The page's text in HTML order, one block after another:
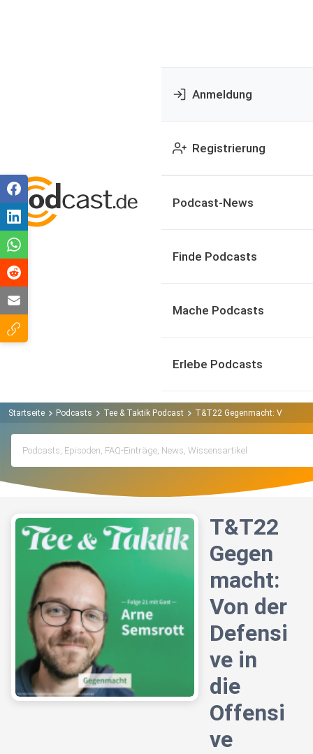
Anmeldung
Registrierung
Podcast-News
Finde Podcasts
Mache Podcasts
Erlebe Podcasts
Startseite Podcasts Tee & Taktik Podcast T&T22 Gegenmacht: Von der
T&T22
Gegen
macht:
Von der
Defensi
ve in
die
Offensi
ve